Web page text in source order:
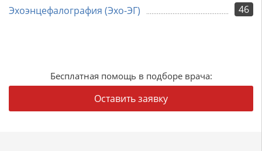
46
Эхоэнцефалография (Эхо-ЭГ)
Бесплатная помощь в подборе врача:
Оставить заявку